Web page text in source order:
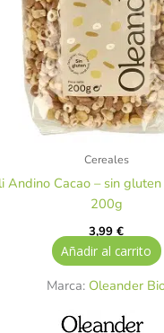
Cereales
Andino Cacao – sin
200g
3,99€
Añadir al carrito
Marca: Oleander